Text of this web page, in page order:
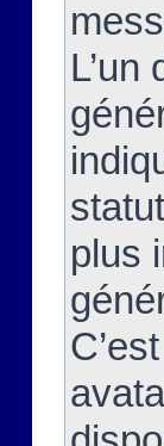
plus